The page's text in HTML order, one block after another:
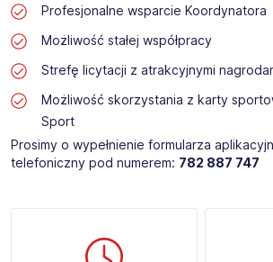
Profesjonalne wsparcie Koordynatora
Możliwość stałej współpracy
Strefę licytacji z atrakcyjnymi
Możliwość skorzystania z karty
Sport
Prosimy o wypełnienie formularza
telefoniczny pod numerem: 782 887 747